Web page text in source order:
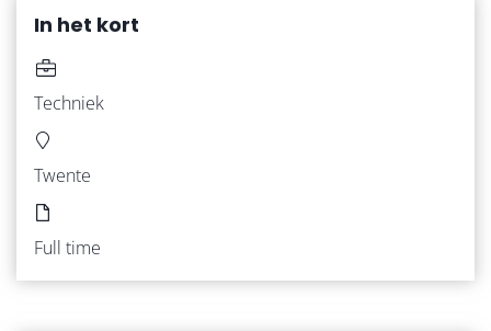
ZZP
In het kort
Techniek
Twente
Full time